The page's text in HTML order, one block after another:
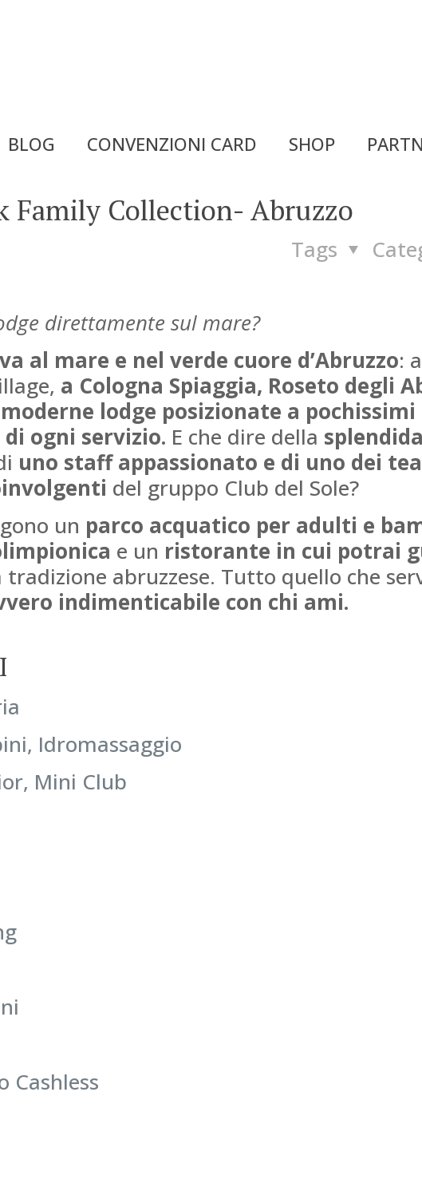
BLOG CONVENZIONI CARD SHOP
Family Collection- Abruzzo
Tags
direttamente sul mare?
al mare e nel verde cuore d’Abruzzo:
a Cologna Spiaggia, Roseto degli
moderne lodge posizionate a
ogni servizio. E che dire della
uno staff appassionato e di uno dei
del gruppo Club del Sole?
un parco acquatico per adulti e
e un ristorante in cui potrai
tradizione abruzzese. Tutto quello che
indimenticabile con chi ami.
Idromassaggio
Mini Club
Cashless
Un